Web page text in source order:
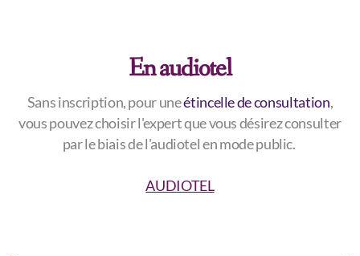
En audiotel
Sans inscription, pour uneétincelle de consultation,
vous pouvez choisir l'expert que vous désirez consulter
par le biais de l'audiotel en mode public.
AUDIOTEL